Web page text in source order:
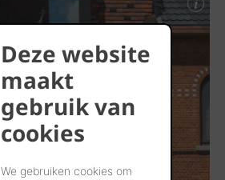
Deze website
maakt
gebruik van
cookies
We gebruiken cookies om